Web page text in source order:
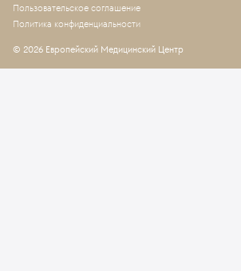
Пользовательское соглашение
Политика конфиденциальности
© 2026 Европейский Медицинский Центр